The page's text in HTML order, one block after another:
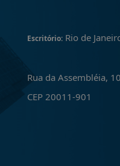
Escritório:Rio de
Rua da Assembléia,
CEP 20011-901